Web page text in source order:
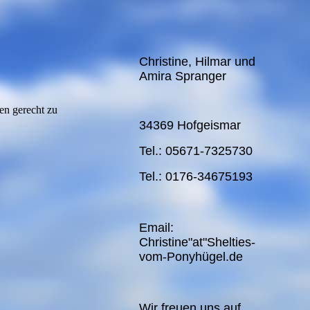
gerecht zu
Christine, Hilmar und
Amira Spranger
34369 Hofgeismar
Tel.: 05671-7325730
Tel.: 0176-34675193
Email:
Christine"at"Shelties-
vom-Ponyhügel.de